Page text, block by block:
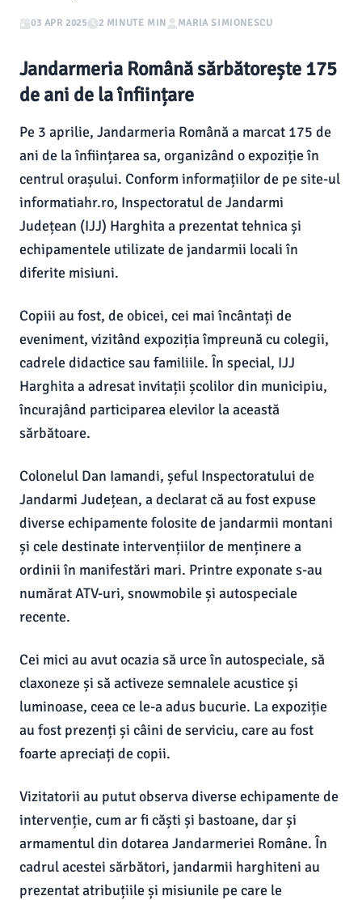
03 APR 2025 2 MINUTE MIN MARIA SIMIONESCU
Jandarmeria Română sărbătorește 175
de ani de la înființare
Pe 3 aprilie, Jandarmeria Română a marcat 175 de
ani de la înființarea sa, organizând o expoziție în
centrul orașului. Conform informațiilor de pe site-ul
informatiahr.ro, Inspectoratul de Jandarmi
Județean (IJJ) Harghita a prezentat tehnica și
echipamentele utilizate de jandarmii locali în
diferite misiuni.
Copiii au fost, de obicei, cei mai încântați de
eveniment, vizitând expoziția împreună cu colegii,
cadrele didactice sau familiile. În special, IJJ
Harghita a adresat invitații școlilor din municipiu,
încurajând participarea elevilor la această
sărbătoare.
Colonelul Dan Iamandi, șeful Inspectoratului de
Jandarmi Județean, a declarat că au fost expuse
diverse echipamente folosite de jandarmii montani
și cele destinate intervențiilor de menținere a
ordinii în manifestări mari. Printre exponate s-au
numărat ATV-uri, snowmobile și autospeciale
recente.
Cei mici au avut ocazia să urce în autospeciale, să
claxoneze și să activeze semnalele acustice și
luminoase, ceea ce le-a adus bucurie. La expoziție
au fost prezenți și câini de serviciu, care au fost
foarte apreciați de copii.
Vizitatorii au putut observa diverse echipamente de
intervenție, cum ar fi căști și bastoane, dar și
armamentul din dotarea Jandarmeriei Române. În
cadrul acestei sărbători, jandarmii harghiteni au
prezentat atribuțiile și misiunile pe care le